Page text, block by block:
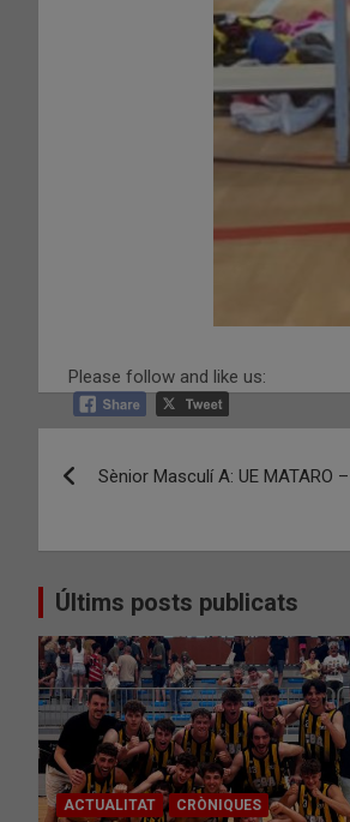
Please follow and like us:
d'entrades
Sènior Masculí A: UE MATARO
Últims posts publicats
ACTUALITAT CRÒNIQUES